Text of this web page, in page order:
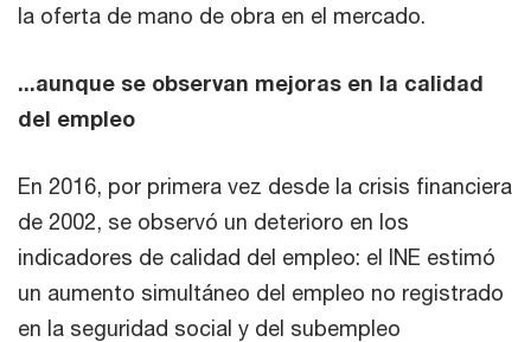
la oferta de mano de obra en el mercado.
...aunque se observan mejoras en la calidad
del empleo
En 2016, por primera vez desde la crisis financiera
de 2002, se observó un deterioro en los
indicadores de calidad del empleo: el INE estimó
un aumento simultáneo del empleo no registrado
en la seguridad social y del subempleo